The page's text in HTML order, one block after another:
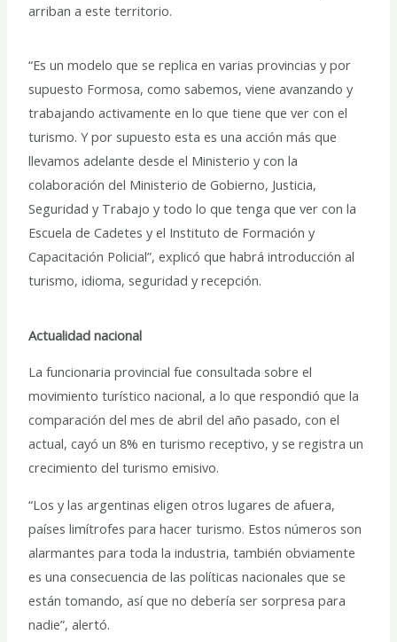
arriban a este territorio.
“Es un modelo que se replica en varias provincias y por
supuesto Formosa, como sabemos, viene avanzando y
trabajando activamente en lo que tiene que ver con el
turismo. Y por supuesto esta es una acción más que
llevamos adelante desde el Ministerio y con la
colaboración del Ministerio de Gobierno, Justicia,
Seguridad y Trabajo y todo lo que tenga que ver con la
Escuela de Cadetes y el Instituto de Formación y
Capacitación Policial”, explicó que habrá introducción al
turismo, idioma, seguridad y recepción.
Actualidad nacional
La funcionaria provincial fue consultada sobre el
movimiento turístico nacional, a lo que respondió que la
comparación del mes de abril del año pasado, con el
actual, cayó un 8% en turismo receptivo, y se registra un
crecimiento del turismo emisivo.
“Los y las argentinas eligen otros lugares de afuera,
países limítrofes para hacer turismo. Estos números son
alarmantes para toda la industria, también obviamente
es una consecuencia de las políticas nacionales que se
están tomando, así que no debería ser sorpresa para
nadie”, alertó.